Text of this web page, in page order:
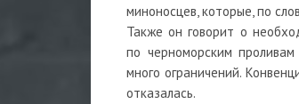
миноносцев, которые, по
Также он говорит о
по черноморским
много ограничений.
отказалась.